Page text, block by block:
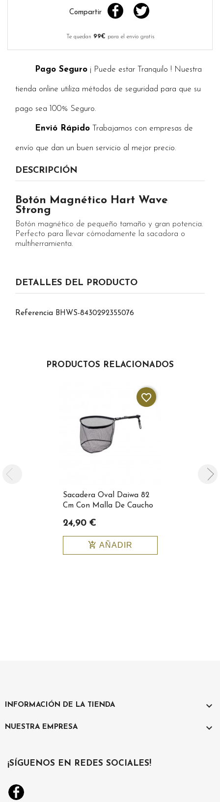
Compartir
Te quedan 99€ para el envío gratis
Pago Seguro ¡ Puede estar Tranquilo ! Nuestra
tienda online utiliza métodos de seguridad para que su
pago sea 100% Seguro.
Envió Rápido Trabajamos con empresas de
envío que dan un buen servicio al mejor precio.
DESCRIPCIÓN
Botón Magnético Hart Wave
Strong
Botón magnético de pequeño tamaño y gran potencia.
Perfecto para llevar cómodamente la sacadora o
multiherramienta.
DETALLES DEL PRODUCTO
Referencia BHWS-8430292355076
PRODUCTOS RELACIONADOS
Sacadera Oval Daiwa 82
Cm Con Malla De Caucho
24,90 €
add_shopping_cart AÑADIR
favorite_border
INFORMACIÓN DE LA TIENDA 
NUESTRA EMPRESA 
¡SÍGUENOS EN REDES SOCIALES!